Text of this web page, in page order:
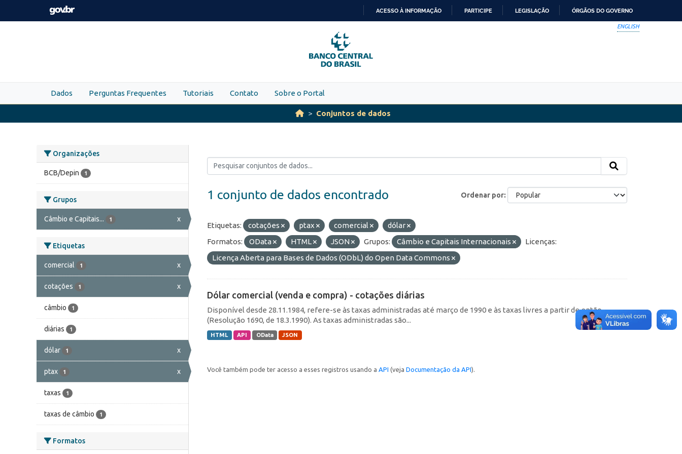
Skip to main content
PARA
O
CONTEÚDO
ACESSO À INFORMAÇÃO PARTICIPE LEGISLAÇÃO ÓRGÃOS DO GOVERNO
ENGLISH
Dados Perguntas Frequentes Tutoriais Contato Sobre o Portal
Conjuntos de dados
Organizações
BCB/Depin 1
Grupos
Câmbio e Capitais... 1 x
Etiquetas
comercial 1 x
cotações 1 x
câmbio 1
diárias 1
dólar 1 x
ptax 1 x
taxas 1
taxas de câmbio 1
Formatos
Ordenar por
1 conjunto de dados encontrado
Etiquetas: cotações ptax comercial
dólar
Formatos:
OData HTML JSON Grupos: Câmbio e Capitais Internacionais
Licenças:
Licença Aberta para Bases de Dados (ODbL) do Open Data Commons
Dólar comercial (venda e compra) - cotações diárias
Disponível desde 28.11.1984, refere-se às taxas administradas até março de 1990 e às taxas livres a partir de então
(Resolução 1690, de 18.3.1990). As taxas administradas são...
HTML API OData JSON
Você também pode ter acesso a esses registros usando a API (veja Documentação da API).